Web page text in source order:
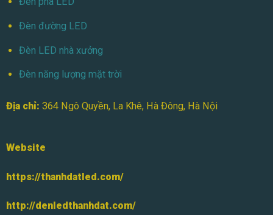
Đèn đường LED
Đèn LED nhà xưởng
Đèn năng lượng mặt trời
Địa chỉ: 364 Ngô Quyền, La Khê, Hà Đông, Hà Nội
Website
https://thanhdatled.com/
http://denledthanhdat.com/